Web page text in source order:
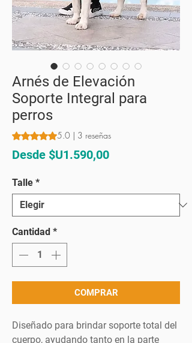
Arnés de Elevación
Soporte Integral para
perros
Según 3 reseñas, la calificación es de 5.0
5.0 | 3 reseñas
Desde $U1.590,00Precio
Talle *
Cantidad *
COMPRAR
Diseñado para brindar soporte total del
cuerpo, ayudando tanto en la parte